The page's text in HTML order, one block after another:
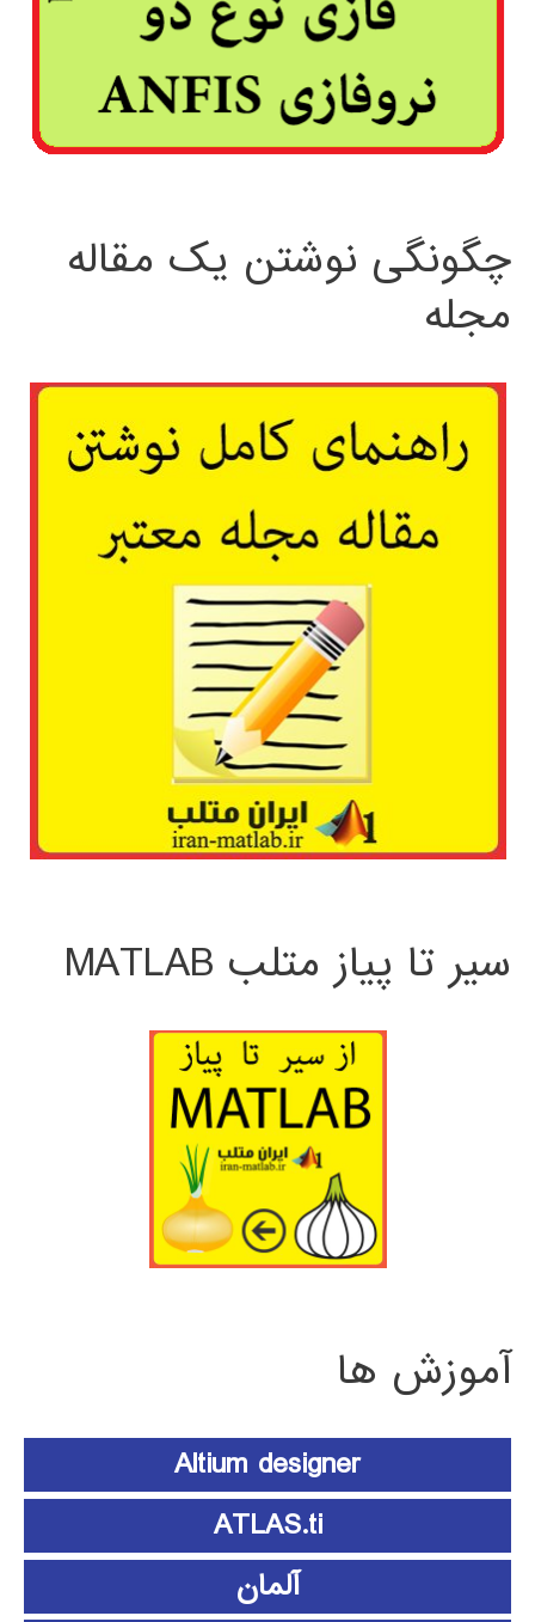
چگونگی نوشتن یک مقاله
مجله
سیر تا پیاز متلب MATLAB
آموزش ها
Altium designer
ATLAS.ti
آلمان